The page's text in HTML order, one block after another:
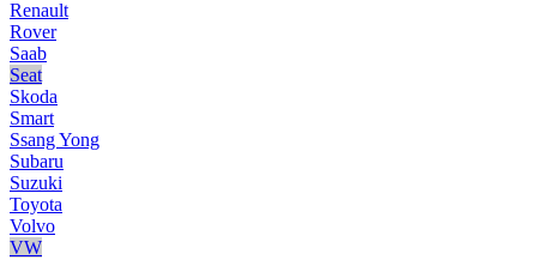
Renault
Rover
Saab
Seat
Skoda
Smart
Ssang Yong
Subaru
Suzuki
Toyota
Volvo
VW